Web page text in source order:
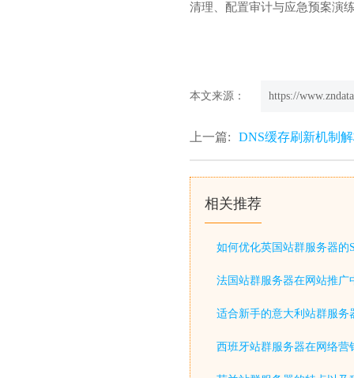
清理、配置审计与应急预案演
本文来源： https://
上一篇: DNS缓存刷新机制
相关推荐
如何优化英国站群服务器的
法国站群服务器在网站推广
适合新手的意大利站群服务
西班牙站群服务器在网络营